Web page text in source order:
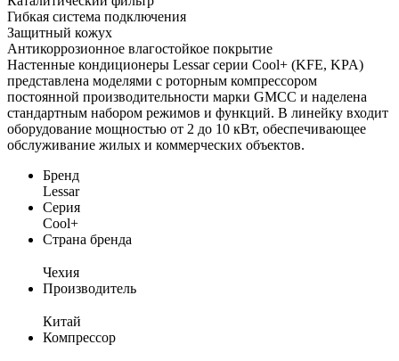
Гибкая система подключения
Защитный кожух
Антикоррозионное влагостойкое покрытие
Настенные кондиционеры Lessar серии Cool+ (KFE, KPA)
представлена моделями с роторным компрессором
постоянной производительности марки GMCC и наделена
стандартным набором режимов и функций. В линейку входит
оборудование мощностью от 2 до 10 кВт, обеспечивающее
обслуживание жилых и коммерческих объектов.
Бренд
Lessar
Серия
Cool+
Страна бренда
Чеxия
Производитель
Китай
Компрессор